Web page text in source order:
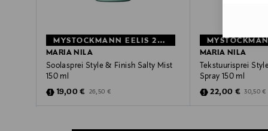
MYSTOCKMANN EELIS 28%
MARIA NILA
Soolasprei Style & Finish Salty Mist
150 ml
Discounted Price
19,00 € Original Price
26,50 €
MARIA NILA
Tekstuurisprei
Spray 150 ml
Discounted Price
22,00 € Original
30,50 €